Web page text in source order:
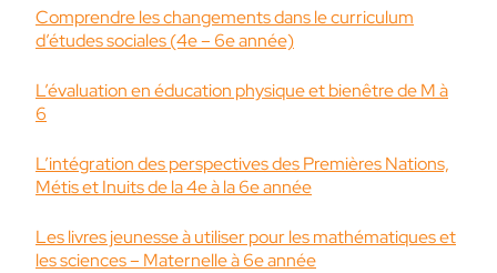
Comprendre les changements dans le curriculum
d’études sociales (4e – 6e année)
L’évaluation en éducation physique et bienêtre de M à
6
L’intégration des perspectives des Premières Nations,
Métis et Inuits de la 4e à la 6e année
Les livres jeunesse à utiliser pour les mathématiques et
les sciences – Maternelle à 6e année